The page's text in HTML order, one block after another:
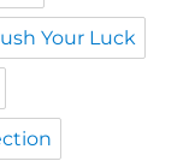
Your Luck